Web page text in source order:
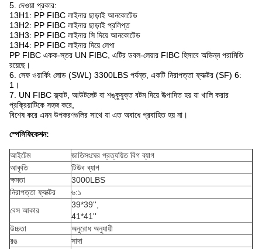
5. দেওয়া প্রকার:
13H1: PP FIBC লাইনার ছাড়াই আনকোটেড
13H2: PP FIBC লাইনার ছাড়াই প্রলিপ্ত
13H3: PP FIBC লাইনার সি দিয়ে আনকোটেড
13H4: PP FIBC লাইনার দিয়ে লেপা
PP FIBC একক-স্তর UN FIBC, এটির ডবল-লেয়ার FIBC হিসাবে অভিন্ন পরামিতি
রয়েছে।
6. সেফ ওয়ার্কিং লোড (SWL) 3300LBS পর্যন্ত, একটি নিরাপত্তা ফ্যাক্টর (SF) 6:
1।
7. UN FIBC ফ্ল্যাট, আউটলেট বা শঙ্কুযুক্ত বটম দিয়ে উত্পাদিত হয় যা খালি করার
প্রক্রিয়াটিকে সহজ করে,
বিশেষ করে এমন উপকরণগুলির সাথে যা এত অবাধে প্রবাহিত হয় না।
স্পেসিফিকেশন:
আইটেম
জাতিসংঘের প্রত্যয়িত বিগ ব্যাগ
আকৃতি
টিউব ব্যাগ
ক্ষমতা
3000LBS
নিরাপত্তা ফ্যাক্টর
৬:১
বেস আকার
39*39'',
41*41''
উচ্চতা
অনুরোধ অনুযায়ী
রঙ
সাদা